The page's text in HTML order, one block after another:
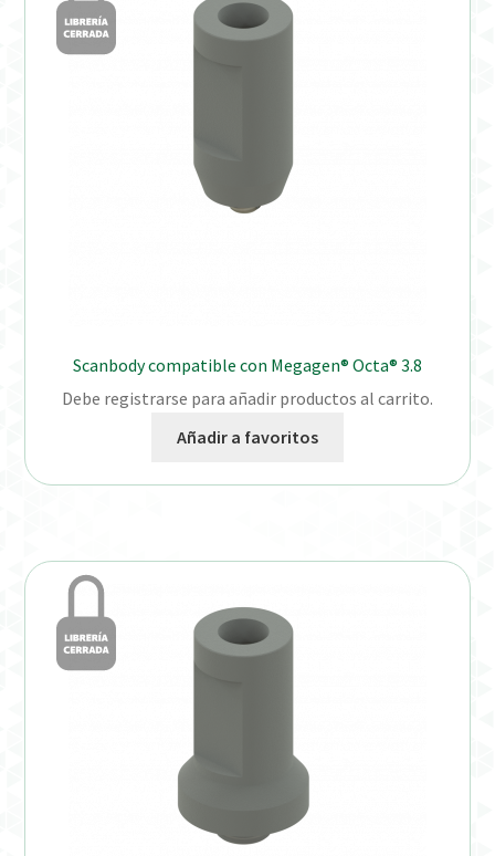
Scanbody compatible con Megagen® Octa® 3.8
Debe registrarse para añadir productos al carrito.
Añadir a favoritos